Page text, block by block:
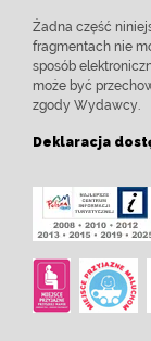
Żadna część
fragmentach nie
sposób
może być
zgody Wydawcy.
Deklaracja